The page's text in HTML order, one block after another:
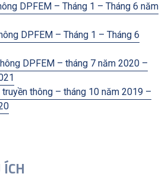
DPFEM – Tháng 1 – Tháng 6 năm
DPFEM – Tháng 1 – Tháng 6
DPFEM – tháng 7 năm 2020 –
truyền thông – tháng 10 năm 2019 –